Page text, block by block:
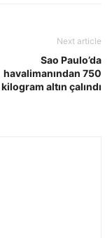
Next article
Sao Paulo’da
havalimanından 750
kilogram altın çalındı